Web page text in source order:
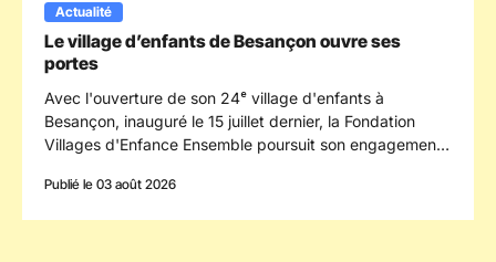
Actualité
Le village d’enfants de Besançon ouvre ses
portes
Avec l'ouverture de son 24ᵉ village d'enfants à
Besançon, inauguré le 15 juillet dernier, la Fondation
Villages d'Enfance Ensemble poursuit son engagement
l'enfance en s'implantant dans le département du
Publié le 03 août 2026